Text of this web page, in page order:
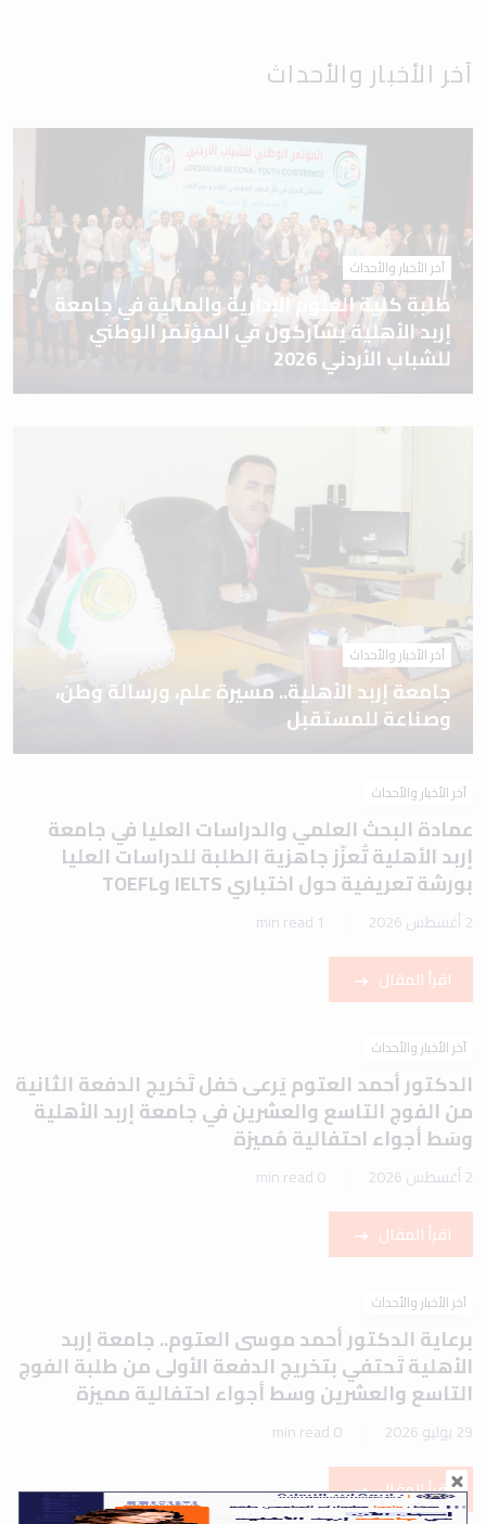
آخر الأخبار والأحداث
آخر الأخبار والأحداث
طلبة كلية العلوم الإدارية والمالية في جامعة
إربد الأهلية يشاركون في المؤتمر الوطني
للشباب الأردني 2026
آخر الأخبار والأحداث
جامعة إربد الأهلية.. مسيرة علم، ورسالة وطن،
وصناعة للمستقبل
آخر الأخبار والأحداث
عمادة البحث العلمي والدراسات العليا في جامعة
إربد الأهلية تُعزّز جاهزية الطلبة للدراسات العليا
بورشة تعريفية حول اختباري IELTS وTOEFL
2 أغسطس 2026 1 min read
اقرأ المقال
آخر الأخبار والأحداث
الدكتور أحمد العتوم يَرعى حَفل تَخريج الدفعة الثانية
من الفوج التاسع والعشرين في جامعة إربد الأهلية
وسَط أجواء احتفالية مُميزة
2 أغسطس 2026 0 min read
اقرأ المقال
آخر الأخبار والأحداث
برعاية الدكتور أحمد موسى العتوم.. جامعة إربد
الأهلية تَحتفي بتخريج الدفعة الأولى من طلبة الفوج
التاسع والعشرين وسط أجواء احتفالية مميزة
29 يوليو 2026 0 min read
اقرأ المقال